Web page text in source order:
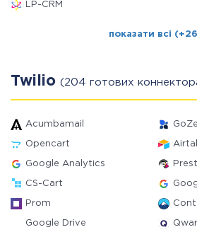
LP-CRM
показати всі
Twilio (204 готових
Acumbamail
Opencart
Google Analytics
CS-Cart
Prom
Google Drive